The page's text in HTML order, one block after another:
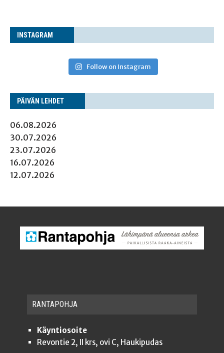
INS­TA­GRAM
Follow on Instagram
PÄI­VÄN LEHDET
06.08.2026
30.07.2026
23.07.2026
16.07.2026
12.07.2026
RAN­TA­POH­JA
Käyntiosoite
Revontie 2, II krs, ovi C, Haukipudas